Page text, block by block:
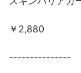
￥2,880
---------------